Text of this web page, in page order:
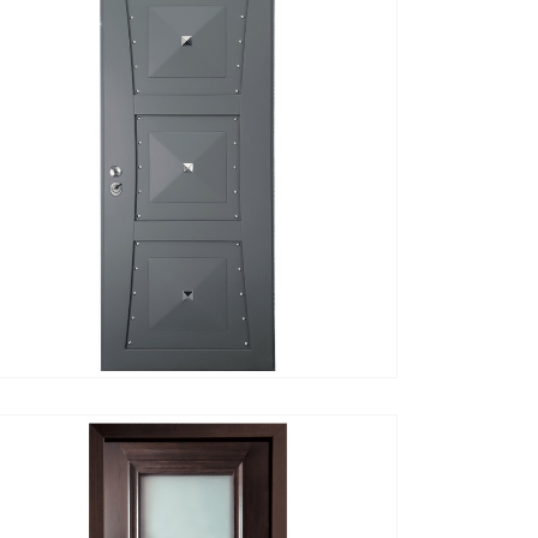
ΔΙΑΒΆΣΤΕ ΠΕΡΙΣΣΌΤΕΡΑ
ΓΡΉΓΟΡΗ ΠΡΟΒΟΛΉ